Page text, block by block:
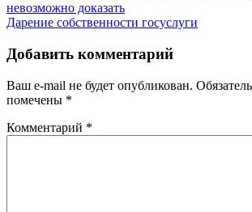
невозможно доказать
Дарение собственности госуслуги
Добавить комментарий
Ваш e-mail не будет опубликован.
помечены *
Комментарий *